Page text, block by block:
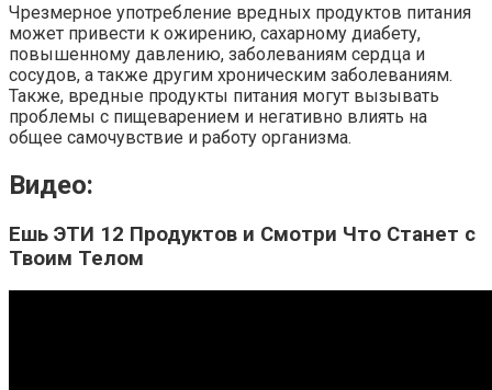
Чрезмерное употребление вредных продуктов питания
может привести к ожирению, сахарному диабету,
повышенному давлению, заболеваниям сердца и
сосудов, а также другим хроническим заболеваниям.
Также, вредные продукты питания могут вызывать
проблемы с пищеварением и негативно влиять на
общее самочувствие и работу организма.
Видео:
Ешь ЭТИ 12 Продуктов и Смотри Что Станет с
Твоим Телом